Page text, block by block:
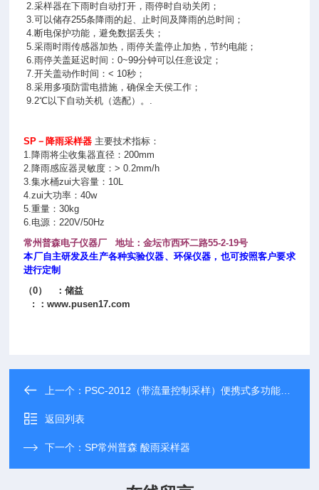
2.采样器在下雨时自动打开，雨停时自动关闭；
3.可以储存255条降雨的起、止时间及降雨的总时间；
4.断电保护功能，避免数据丢失；
5.采雨时雨传感器加热，雨停关盖停止加热，节约电能；
6.雨停关盖延迟时间：0~99分钟可以任意设定；
7.开关盖动作时间：< 10秒；
8.采用多项防雷电措施，确保全天侯工作；
9.2℃以下自动关机（选配）。.
SP－降雨采样器 主要技术指标：
1.降雨将尘收集器直径：200mm
2.降雨感应器灵敏度：> 0.2mm/h
3.集水桶zui大容量：10L
4.zui大功率：40w
5.重量：30kg
6.电源：220V/50Hz
常州普森电子仪器厂 地址：金坛市西环二路55-2-19号
本厂自主研发及生产各种实验仪器、环保仪器，也可按照客户要求
进行定制
（0） ：储益
: ：www.pusen17.com
上一个： PSC-2012（带流量控制采样）便携式多功能水质自动采样器 价格
返回列表
下一个：SP常州普森 酸雨采样器